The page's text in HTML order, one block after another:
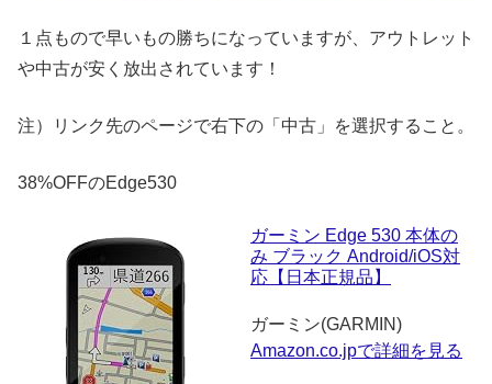
１点もので早いもの勝ちになっていますが、アウトレット
や中古が安く放出されています！
注）リンク先のページで右下の「中古」を選択すること。
38%OFFのEdge530
ガーミン Edge 530 本体の
み ブラック Android/iOS対
応【日本正規品】
ガーミン(GARMIN)
Amazon.co.jpで詳細を見る